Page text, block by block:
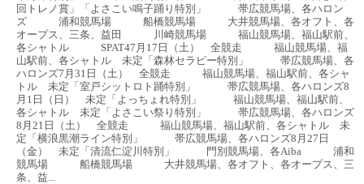
回トレノ賞」「よさこい鳴子踊り特別」 帯広競馬場、各ハロン
ズ 浦和競馬場 船橋競馬場 大井競馬場、各オフト、各
オープス、三条、益田 川崎競馬場 福山競馬場、福山駅前、
各シャトル SPAT47月17日（土） 全競走 福山競馬場、福
山駅前、各シャトル 未定「森林セラピー特別」 帯広競馬場、各
ハロンズ7月31日（土） 全競走 福山競馬場、福山駅前、各シャ
トル 未定「室戸シットロト踊特別」 帯広競馬場、各ハロンズ8
月1日（日） 未定「よっちょれ特別」 福山競馬場、福山駅前、
各シャトル 未定「よさこい祭り特別」 帯広競馬場、各ハロンズ
8月21日（土） 全競走 福山競馬場、福山駅前、各シャトル 未
定「横浪黒潮ライン特別」 帯広競馬場、各ハロンズ8月27日
（金） 未定「清流仁淀川特別」 門別競馬場、各Aiba 浦和
競馬場 船橋競馬場 大井競馬場、各オフト、各オープス、三
条、益...